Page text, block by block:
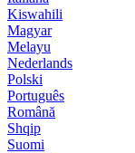
Kiswahili
Magyar
Melayu
Nederlands
Polski
Português
Română
Shqip
Suomi